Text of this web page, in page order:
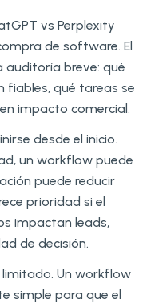
vs Perplexity
de software. El
breve: qué
fiables, qué tareas se
impacto comercial.
desde el inicio.
un workflow puede
puede reducir
prioridad si el
impactan leads,
de decisión.
Un workflow
simple para que el